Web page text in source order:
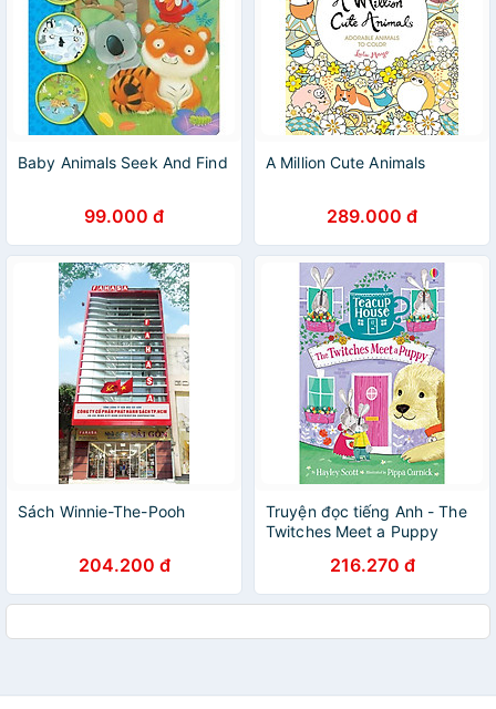
Baby Animals Seek And Find
99.000 đ
A Million Cute Animals
289.000 đ
Sách Winnie-The-Pooh
204.200 đ
Truyện đọc tiếng Anh - The
Twitches Meet a Puppy
216.270 đ